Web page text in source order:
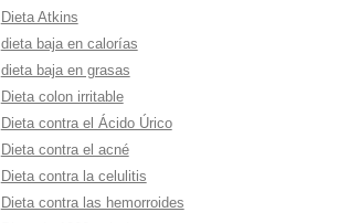
Dieta Atkins
dieta baja en calorí­as
dieta baja en grasas
Dieta colon irritable
Dieta contra el Ácido Úrico
Dieta contra el acné
Dieta contra la celulitis
Dieta contra las hemorroides